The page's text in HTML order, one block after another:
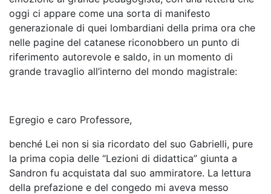
oggi ci appare come una sorta di manifesto
generazionale di quei lombardiani della prima ora che
nelle pagine del catanese riconobbero un punto di
riferimento autorevole e saldo, in un momento di
grande travaglio all’interno del mondo magistrale:
Egregio e caro Professore,
benché Lei non si sia ricordato del suo Gabrielli, pure
la prima copia delle “Lezioni di didattica” giunta a
Sandron fu acquistata dal suo ammiratore. La lettura
della prefazione e del congedo mi aveva messo